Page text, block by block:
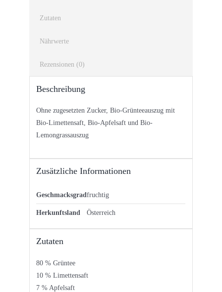
Zutaten
Nährwerte
Rezensionen (0)
Beschreibung
Ohne zugesetzten Zucker, Bio-Grünteeauszug mit
Bio-Limettensaft, Bio-Apfelsaft und Bio-
Lemongrassauszug
Zusätzliche Informationen
Geschmacksgradfruchtig
Herkunftsland Österreich
Zutaten
80 % Grüntee
10 % Limettensaft
7 % Apfelsaft